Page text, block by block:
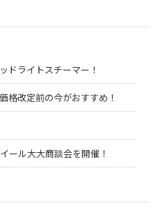
ドライトスチーマー！
格改定前の今がおすすめ！
ール大大商談会を開催！